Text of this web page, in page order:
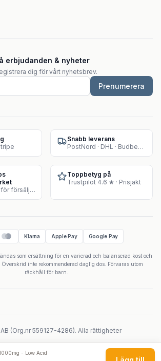
- Low Acid
erbjudanden & nyheter
dig för vårt nyhetsbrev.
Prenumerera
Snabb leverans
PostNord · DHL · Budbee · Instabox
Godkänt lager för försäljning av kosttillskott
Toppbetyg på
Trustpilot 4.6 ★ · Prisjakt
Klarna Apple Pay Google Pay
som ersättning för en varierad och balanserad kost och
inte rekommenderad daglig dos. Förvaras utom
räckhåll för barn.
(Org.nr 559127-4286). Alla rättigheter